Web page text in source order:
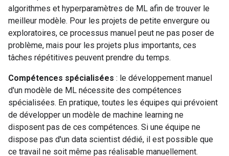
algorithmes et hyperparamètres de ML afin de trouver le
meilleur modèle. Pour les projets de petite envergure ou
exploratoires, ce processus manuel peut ne pas poser de
problème, mais pour les projets plus importants, ces
tâches répétitives peuvent prendre du temps.
Compétences spécialisées : le développement manuel
d'un modèle de ML nécessite des compétences
spécialisées. En pratique, toutes les équipes qui prévoient
de développer un modèle de machine learning ne
disposent pas de ces compétences. Si une équipe ne
dispose pas d'un data scientist dédié, il est possible que
ce travail ne soit même pas réalisable manuellement.